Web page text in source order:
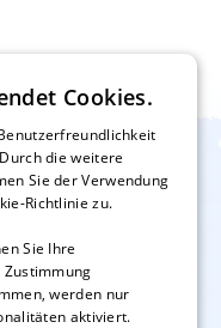
frei
für traumhafte
und
Cookies.
die weitere
Sie der Verwendung
Richtlinie zu.
Sie Ihre
werden nur
aktiviert.